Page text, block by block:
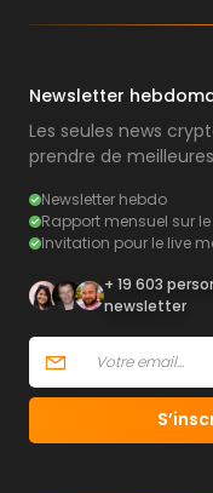
Newsletter
Les seules news
prendre de
Newsletter hebdo
Rapport mensuel sur
Invitation pour le live
+ 19 603
newsletter